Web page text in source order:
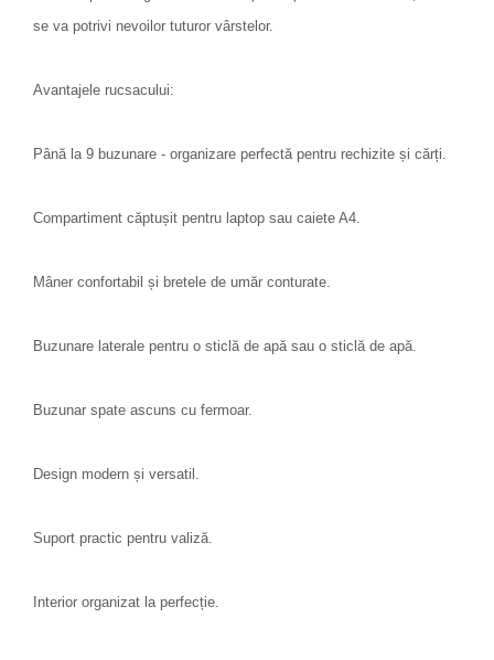
se va potrivi nevoilor tuturor vârstelor.
Avantajele rucsacului:
Până la 9 buzunare - organizare perfectă pentru rechizite și cărți.
Compartiment căptușit pentru laptop sau caiete A4.
Mâner confortabil și bretele de umăr conturate.
Buzunare laterale pentru o sticlă de apă sau o sticlă de apă.
Buzunar spate ascuns cu fermoar.
Design modern și versatil.
Suport practic pentru valiză.
Interior organizat la perfecție.